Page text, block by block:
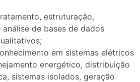
estruturação,
de bases de dados
em sistemas elétricos
energético, distribuição
sistemas isolados, geração